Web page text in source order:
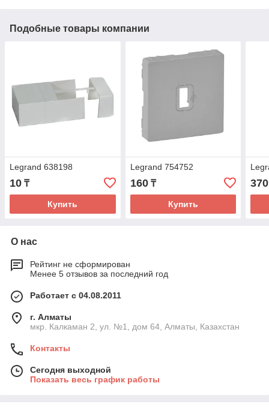
Подобные товары компании
Legrand 638198
10 ₸
Купить
Legrand 754752
160₸
Купить
370
О нас
Рейтинг не сформирован
Менее 5 отзывов за последний год
Работает с 04.08.2011
г. Алматы
мкр. Калкаман 2, ул. №1, дом 64, Алматы, Казахстан
Контакты
Сегодня выходной
Показать весь график работы